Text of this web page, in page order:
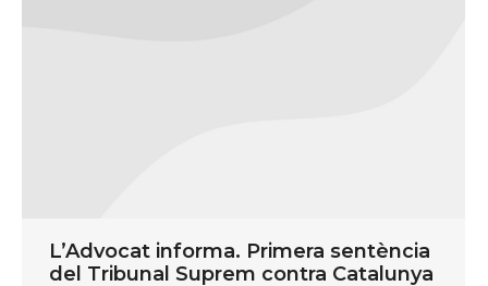
L’Advocat informa. Primera sentència
del Tribunal Suprem contra Catalunya